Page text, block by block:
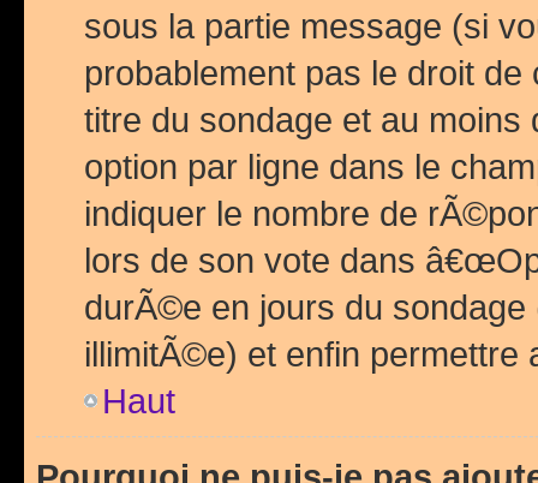
sous la partie message (si
probablement pas le droit
titre du sondage et au
option par ligne dans le
indiquer le nombre de
lors de son vote dans
durÃ©e en jours du
illimitÃ©e) et enfin permettre
Haut